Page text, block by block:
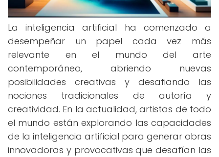
La inteligencia artificial ha comenzado a
desempeñar un papel cada vez más
relevante en el mundo del arte
contemporáneo, abriendo nuevas
posibilidades creativas y desafiando las
nociones tradicionales de autoría y
creatividad. En la actualidad, artistas de todo
el mundo están explorando las capacidades
de la inteligencia artificial para generar obras
innovadoras y provocativas que desafían las